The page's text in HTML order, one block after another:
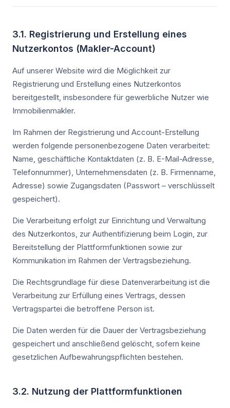
3.1. Registrierung und Erstellung eines
Nutzerkontos (Makler-Account)
Auf unserer Website wird die Möglichkeit zur
Registrierung und Erstellung eines Nutzerkontos
bereitgestellt, insbesondere für gewerbliche Nutzer wie
Immobilienmakler.
Im Rahmen der Registrierung und Account-Erstellung
werden folgende personenbezogene Daten verarbeitet:
Name, geschäftliche Kontaktdaten (z. B. E-Mail-Adresse,
Telefonnummer), Unternehmensdaten (z. B. Firmenname,
Adresse) sowie Zugangsdaten (Passwort – verschlüsselt
gespeichert).
Die Verarbeitung erfolgt zur Einrichtung und Verwaltung
des Nutzerkontos, zur Authentifizierung beim Login, zur
Bereitstellung der Plattformfunktionen sowie zur
Kommunikation im Rahmen der Vertragsbeziehung.
Die Rechtsgrundlage für diese Datenverarbeitung ist die
Verarbeitung zur Erfüllung eines Vertrags, dessen
Vertragspartei die betroffene Person ist.
Die Daten werden für die Dauer der Vertragsbeziehung
gespeichert und anschließend gelöscht, sofern keine
gesetzlichen Aufbewahrungspflichten bestehen.
3.2. Nutzung der Plattformfunktionen